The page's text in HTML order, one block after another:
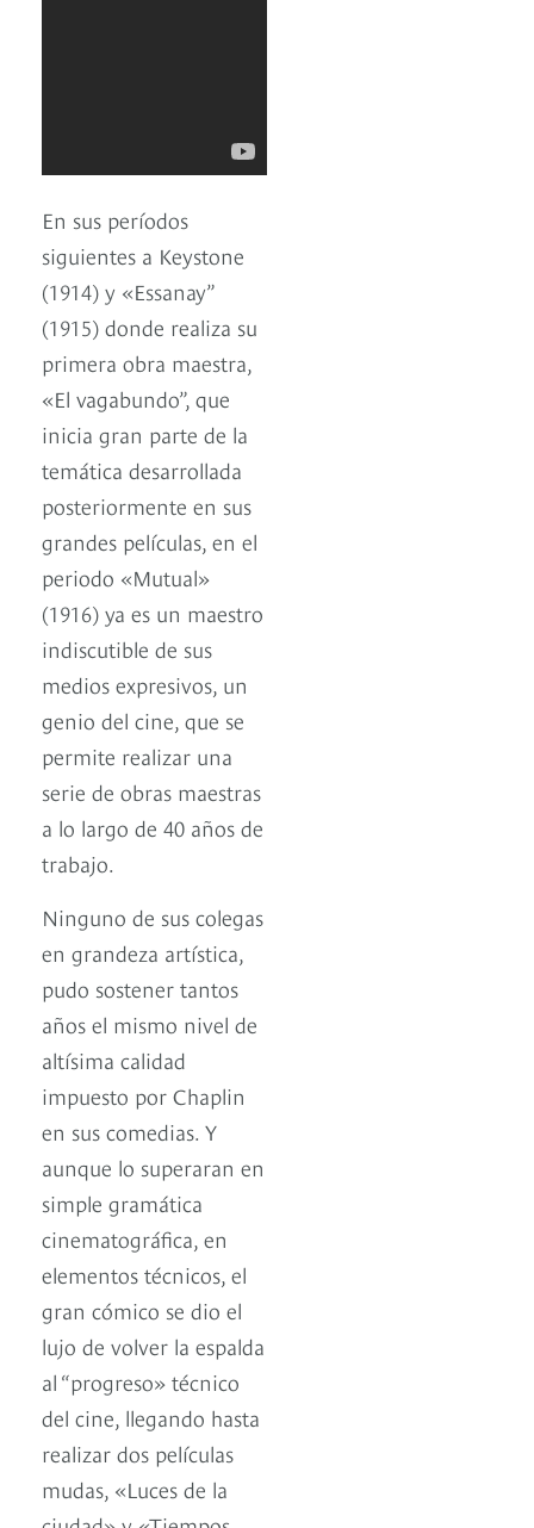
En sus períodos
siguientes a Keystone
(1914) y «Essanay”
(1915) donde realiza su
primera obra maestra,
«El vagabundo”, que
inicia gran parte de la
temática desarrollada
posteriormente en sus
grandes películas, en el
periodo «Mutual»
(1916) ya es un maestro
indiscutible de sus
medios expresivos, un
genio del cine, que se
permite realizar una
serie de obras maestras
a lo largo de 40 años de
trabajo.
Ninguno de sus colegas
en grandeza artística,
pudo sostener tantos
años el mismo nivel de
altísima calidad
impuesto por Chaplin
en sus comedias. Y
aunque lo superaran en
simple gramática
cinematográfica, en
elementos técnicos, el
gran cómico se dio el
lujo de volver la espalda
al “progreso» técnico
del cine, llegando hasta
realizar dos películas
mudas, «Luces de la